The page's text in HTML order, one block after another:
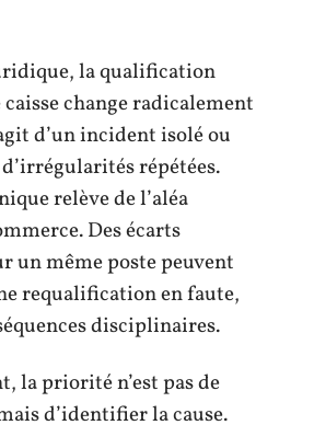
la qualification
caisse change radicalement
d’un incident isolé ou
répétées.
relève de l’aléa
Des écarts
un même poste peuvent
requalification en faute,
disciplinaires.
la priorité n’est pas de
d’identifier la cause.